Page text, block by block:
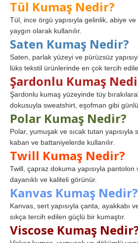
Tül Kumaş Nedir?
Tül, ince örgü yapısıyla gelinlik, abiye
yaygın olarak kullanılır.
Saten Kumaş Nedir?
Saten, parlak yüzeyi ve pürüzsüz
lüks tekstil ürünlerinde en çok tercih
Şardonlu Kumaş
Şardonlu kumaş yüzeyinde tüy
dokusuyla sweatshirt, eşofman gibi
Polar Kumaş Nedir?
Polar, yumuşak ve sıcak tutan yapısıyla
kaban ve battaniyelerde kullanılır.
Twill Kumaş Nedir?
Twill, çapraz dokuma yapısıyla pantolon
dayanıklı ve kaliteli görünür.
Kanvas Kumaş Nedir?
Kanvas, sert yapısıyla çanta, ayakkabı
sıkça tercih edilen güçlü bir kumaştır.
Viscose Kumaş